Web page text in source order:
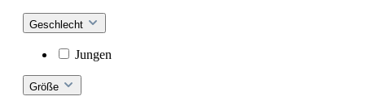
Geschlecht
Jungen
Größe